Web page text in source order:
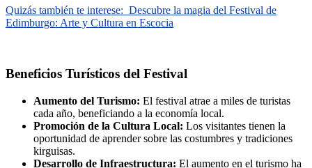
Quizás también te interese: Descubre la magia del Festival de
Edimburgo: Arte y Cultura en Escocia
Beneficios Turísticos del Festival
Aumento del Turismo: El festival atrae a miles de turistas
cada año, beneficiando a la economía local.
Promoción de la Cultura Local: Los visitantes tienen la
oportunidad de aprender sobre las costumbres y tradiciones
kirguisas.
Desarrollo de Infraestructura: El aumento en el turismo ha